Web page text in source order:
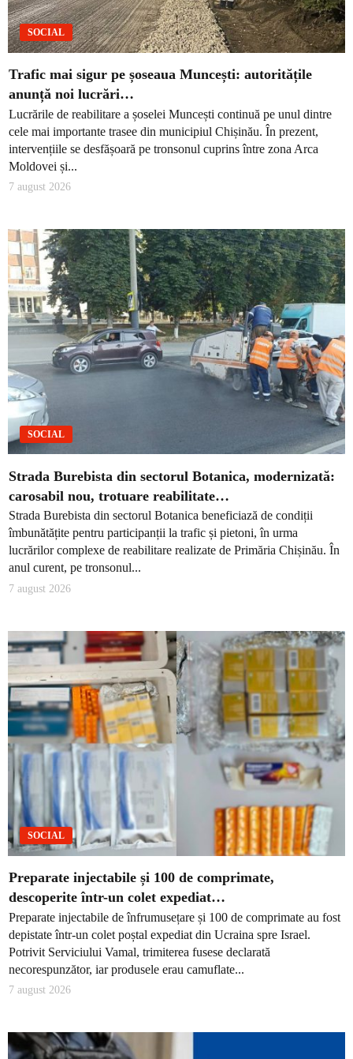
SOCIAL
Trafic mai sigur pe șoseaua Muncești: autoritățile
anunță noi lucrări…
Lucrările de reabilitare a șoselei Muncești continuă pe unul dintre
cele mai importante trasee din municipiul Chișinău. În prezent,
intervențiile se desfășoară pe tronsonul cuprins între zona Arca
Moldovei și...
7 august 2026
SOCIAL
Strada Burebista din sectorul Botanica, modernizată:
carosabil nou, trotuare reabilitate…
Strada Burebista din sectorul Botanica beneficiază de condiții
îmbunătățite pentru participanții la trafic și pietoni, în urma
lucrărilor complexe de reabilitare realizate de Primăria Chișinău. În
anul curent, pe tronsonul...
7 august 2026
SOCIAL
Preparate injectabile și 100 de comprimate,
descoperite într-un colet expediat…
Preparate injectabile de înfrumusețare și 100 de comprimate au fost
depistate într-un colet poștal expediat din Ucraina spre Israel.
Potrivit Serviciului Vamal, trimiterea fusese declarată
necorespunzător, iar produsele erau camuflate...
7 august 2026